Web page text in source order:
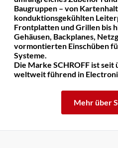
Baugruppen – von
konduktionsgekühlten
Frontplatten und Grillen bis
Gehäusen, Backplanes,
vormontierten Einschüben
Systeme.
Die Marke SCHROFF ist
weltweit führend in
Mehr über